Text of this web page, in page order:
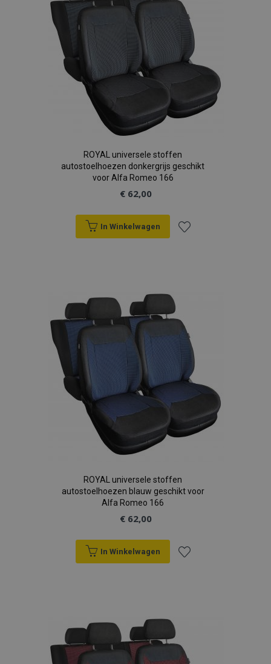
verlanglijst
ROYAL universele stoffen
autostoelhoezen donkergrijs geschikt
voor Alfa Romeo 166
€ 62,00
In Winkelwagen
verlanglijst
ROYAL universele stoffen
autostoelhoezen blauw geschikt voor
Alfa Romeo 166
€ 62,00
In Winkelwagen
verlanglijst